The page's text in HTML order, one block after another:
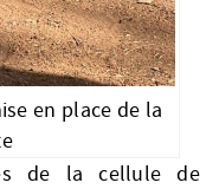
en place de la
de la cellule de